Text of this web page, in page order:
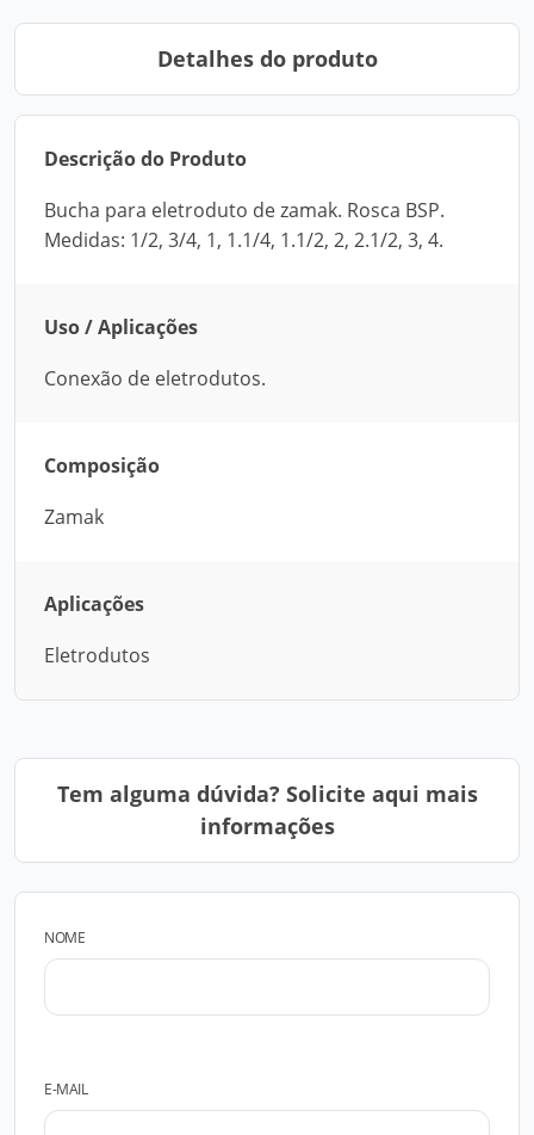
Detalhes do produto
Descrição do Produto
Bucha para eletroduto de zamak. Rosca BSP.
Medidas: 1/2, 3/4, 1, 1.1/4, 1.1/2, 2, 2.1/2, 3, 4.
Uso / Aplicações
Conexão de eletrodutos.
Composição
Zamak
Aplicações
Eletrodutos
Tem alguma dúvida? Solicite aqui mais
informações
NOME
E-MAIL